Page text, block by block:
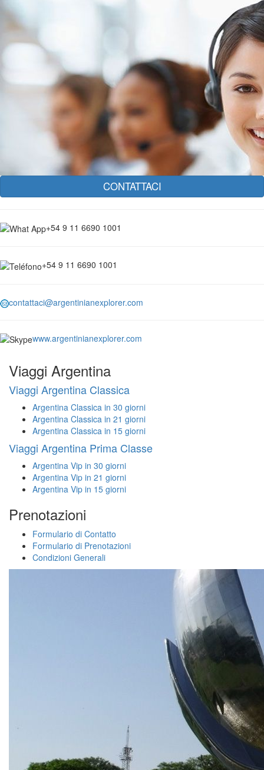
CONTATTACI
+54 9 11 6690 1001
+54 9 11 6690 1001
contattaci@argentinianexplorer.com
www.argentinianexplorer.com
Viaggi Argentina
Viaggi Argentina Classica
Argentina Classica in 30 giorni
Argentina Classica in 21 giorni
Argentina Classica in 15 giorni
Viaggi Argentina Prima Classe
Argentina Vip in 30 giorni
Argentina Vip in 21 giorni
Argentina Vip in 15 giorni
Prenotazioni
Formulario di Contatto
Formulario di Prenotazioni
Condizioni Generali